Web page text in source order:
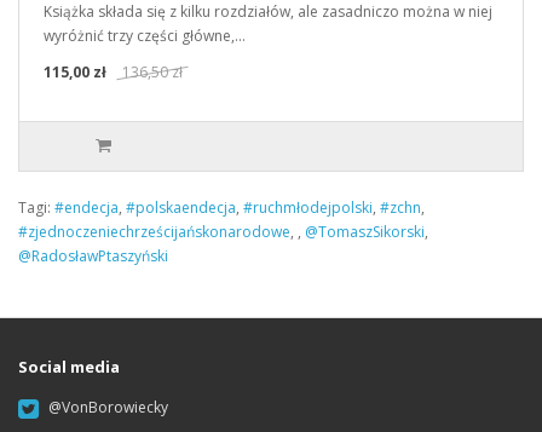
Książka składa się z kilku rozdziałów, ale zasadniczo można w niej
wyróżnić trzy części główne,…
115,00 zł
136,50 zł
Tagi: #endecja, #polskaendecja, #ruchmłodejpolski, #zchn,
#zjednoczeniechrześcijańskonarodowe, , @TomaszSikorski,
@RadosławPtaszyński
Social media
@VonBorowiecky